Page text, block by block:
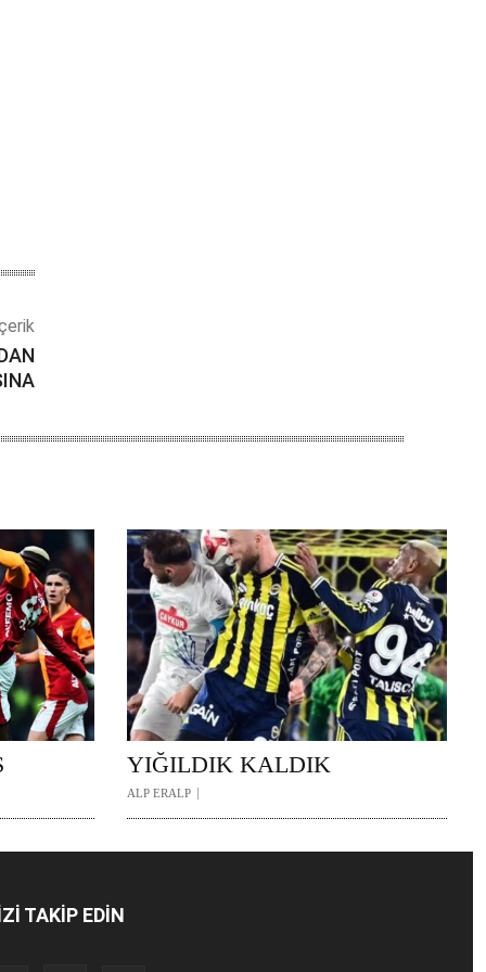
YIĞILDIK KALDIK
ALP ERALP
TAKİP EDİN